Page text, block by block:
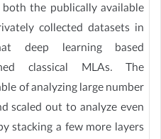
the publically available
collected datasets in
deep learning based
classical MLAs. The
of analyzing large number
scaled out to analyze even
stacking a few more layers